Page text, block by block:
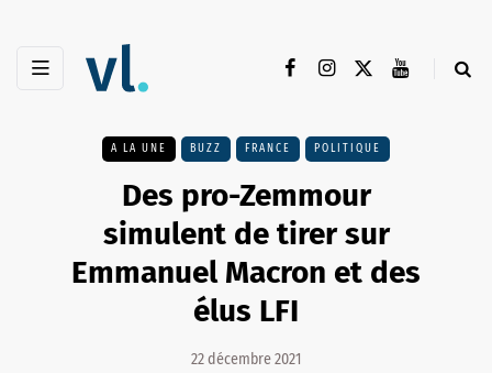
A LA UNE BUZZ FRANCE POLITIQUE
Des pro-Zemmour
simulent de tirer sur
Emmanuel Macron et des
élus LFI
22 décembre 2021